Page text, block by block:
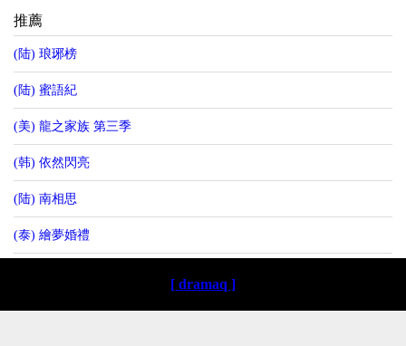
推薦
(陆) 琅琊榜
(陆) 蜜語紀
(美) 龍之家族 第三季
(韩) 依然閃亮
(陆) 南相思
(泰) 繪夢婚禮
[ dramaq ]